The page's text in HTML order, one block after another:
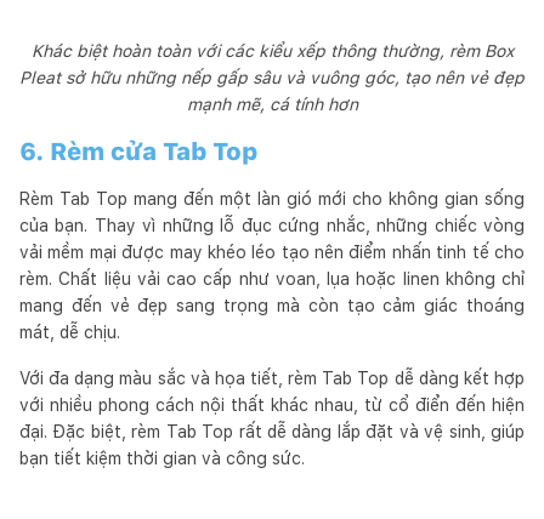
Khác biệt hoàn toàn với các kiểu xếp thông thường, rèm Box
Pleat sở hữu những nếp gấp sâu và vuông góc, tạo nên vẻ đẹp
mạnh mẽ, cá tính hơn
6. Rèm cửa Tab Top
Rèm Tab Top mang đến một làn gió mới cho không gian sống
của bạn. Thay vì những lỗ đục cứng nhắc, những chiếc vòng
vải mềm mại được may khéo léo tạo nên điểm nhấn tinh tế cho
rèm. Chất liệu vải cao cấp như voan, lụa hoặc linen không chỉ
mang đến vẻ đẹp sang trọng mà còn tạo cảm giác thoáng
mát, dễ chịu.
Với đa dạng màu sắc và họa tiết, rèm Tab Top dễ dàng kết hợp
với nhiều phong cách nội thất khác nhau, từ cổ điển đến hiện
đại. Đặc biệt, rèm Tab Top rất dễ dàng lắp đặt và vệ sinh, giúp
bạn tiết kiệm thời gian và công sức.